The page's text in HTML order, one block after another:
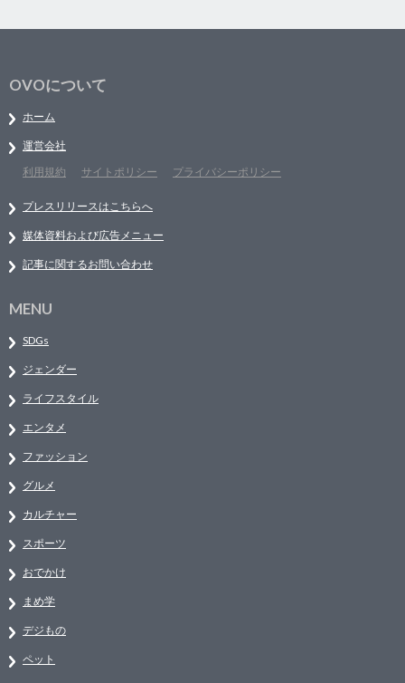
OVOについて
ホーム
運営会社
利用規約
サイトポリシー プライバシーポリシー
プレスリリースはこちらへ
媒体資料および広告メニュー
記事に関するお問い合わせ
MENU
SDGs
ジェンダー
ライフスタイル
エンタメ
ファッション
グルメ
カルチャー
スポーツ
おでかけ
まめ学
デジもの
ペット